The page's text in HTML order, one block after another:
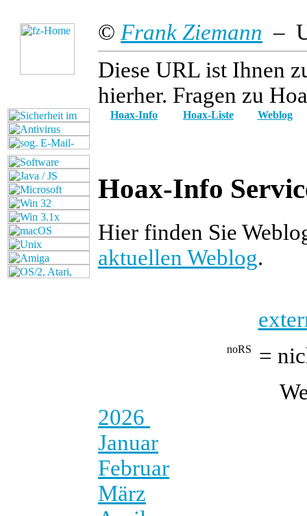
© Frank Ziemann –
Diese URL ist Ihnen
hierher. Fragen zu
Hoax-Info Hoax-Liste Weblog
Hoax-Info
Hier finden Sie
aktuellen Weblog.
=
2026
Januar
Februar
März